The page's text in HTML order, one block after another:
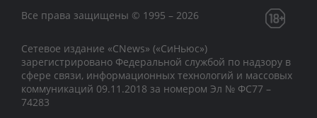
Все права защищены © 1995 – 2026
Сетевое издание «CNews» («СиНьюс»)
зарегистрировано Федеральной службой по надзору в
сфере связи, информационных технологий и массовых
коммуникаций 09.11.2018 за номером Эл № ФС77 –
74283